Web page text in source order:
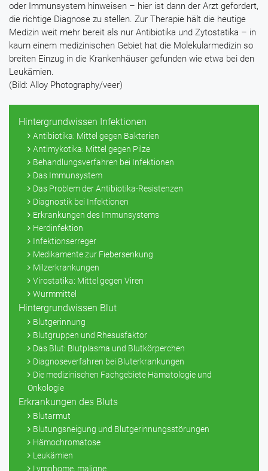
oder Immunsystem hinweisen – hier ist dann der Arzt gefordert,
die richtige Diagnose zu stellen. Zur Therapie hält die heutige
Medizin weit mehr bereit als nur Antibiotika und Zytostatika – in
kaum einem medizinischen Gebiet hat die Molekularmedizin so
breiten Einzug in die Krankenhäuser gefunden wie etwa bei den
Leukämien.
(Bild: Alloy Photography/veer)
Hintergrundwissen Infektionen
Antibiotika: Mittel gegen Bakterien
Antimykotika: Mittel gegen Pilze
Behandlungsverfahren bei Infektionen
Das Immunsystem
Das Problem der Antibiotika-Resistenzen
Diagnostik bei Infektionen
Erkrankungen des Immunsystems
Herdinfektion
Infektionserreger
Medikamente zur Fiebersenkung
Milzerkrankungen
Virostatika: Mittel gegen Viren
Wurmmittel
Hintergrundwissen Blut
Blutgerinnung
Blutgruppen und Rhesusfaktor
Das Blut: Blutplasma und Blutkörperchen
Diagnoseverfahren bei Bluterkrankungen
Die medizinischen Fachgebiete Hämatologie und
Onkologie
Erkrankungen des Bluts
Blutarmut
Blutungsneigung und Blutgerinnungsstörungen
Hämochromatose
Leukämien
Lymphome, maligne